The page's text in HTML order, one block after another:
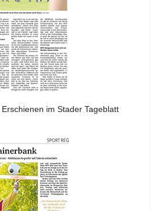
im Stader Tageblatt